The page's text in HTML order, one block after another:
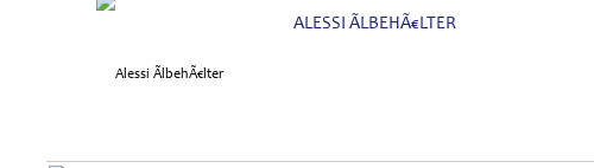
ALESSI ÃLBEHÃ€LTER